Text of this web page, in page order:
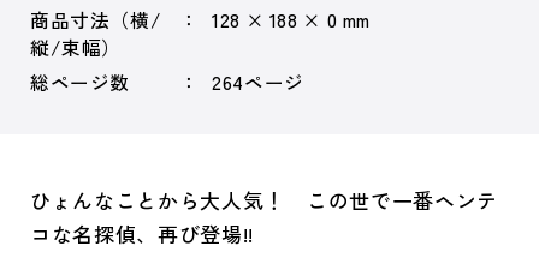
商品寸法（横/
縦/束幅）
128 × 188 × 0 mm
総ページ数 264ページ
ひょんなことから大人気！ この世で一番ヘンテ
コな名探偵、再び登場!!